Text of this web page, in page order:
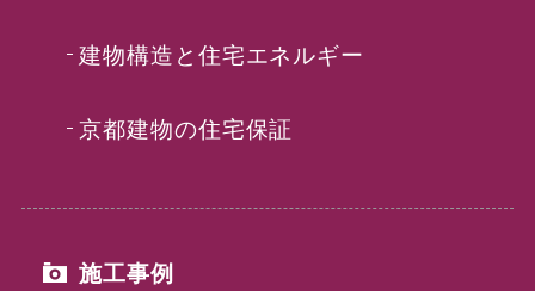
建物構造と住宅エネルギー
京都建物の住宅保証
施工事例